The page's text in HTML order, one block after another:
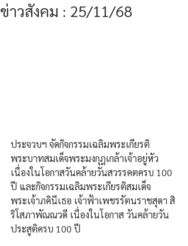
ข่าวสังคม : 25/11/68
ประจวบฯ จัดกิจกรรมเฉลิมพระเกียรติ
พระบาทสมเด็จพระมงกุฎเกล้าเจ้าอยู่หัว
เนื่องในโอกาสวันคล้ายวันสวรรคตครบ 100
ปี และกิจกรรมเฉลิมพระเกียรติสมเด็จ
พระเจ้าภคินีเธอ เจ้าฟ้าเพชรรัตนราชสุดา สิ
ริโสภาพัณณวดี เนื่องในโอกาส วันคล้ายวัน
ประสูติครบ 100 ปี